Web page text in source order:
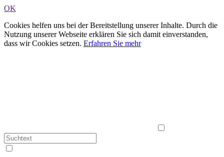
OK
Cookies helfen uns bei der Bereitstellung unserer Inhalte. Durch die
Nutzung unserer Webseite erklären Sie sich damit einverstanden,
dass wir Cookies setzen. Erfahren Sie mehr